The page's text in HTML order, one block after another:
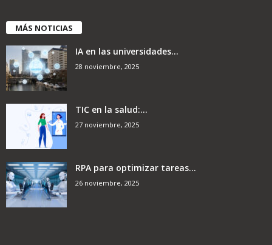
MÁS NOTICIAS
IA en las universidades...
28 noviembre, 2025
TIC en la salud:...
27 noviembre, 2025
RPA para optimizar tareas...
26 noviembre, 2025